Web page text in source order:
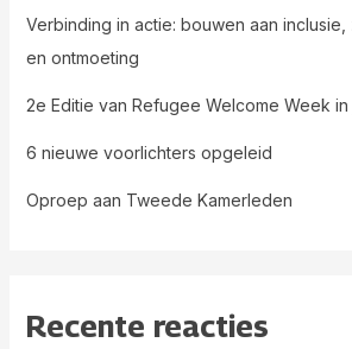
Verbinding in actie: bouwen aan
en ontmoeting
2e Editie van Refugee Welcome Week in
6 nieuwe voorlichters opgeleid
Oproep aan Tweede Kamerleden
Recente reacties